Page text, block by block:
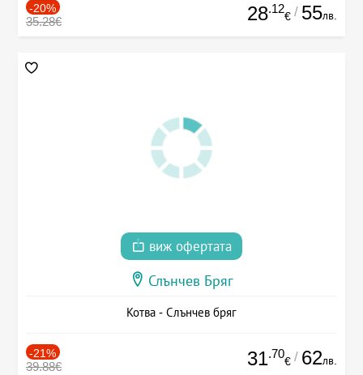
-20%
35.28€ 28.12
€ / 55лв.
виж офертата
Слънчев Бряг
Котва - Слънчев бряг
-21%
39.88€ 31.70
€ / 62лв.